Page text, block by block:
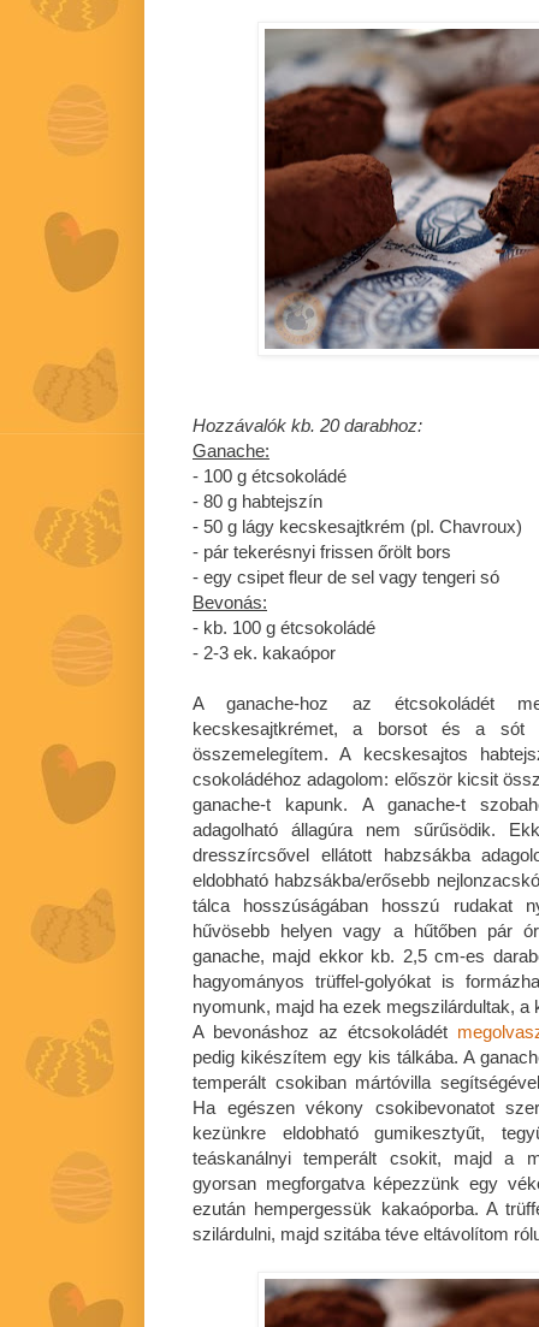
Hozzávalók kb. 20 darabhoz:
Ganache:
- 100 g étcsokoládé
- 80 g habtejszín
- 50 g lágy kecskesajtkrém (pl. Chavroux)
- pár tekerésnyi frissen őrölt bors
- egy csipet fleur de sel vagy tengeri só
Bevonás:
- kb. 100 g étcsokoládé
- 2-3 ek. kakaópor
A ganache-hoz az étcsokoládét
kecskesajtkrémet, a borsot és a sót
összemelegítem. A kecskesajtos
csokoládéhoz adagolom: először kicsit
ganache-t kapunk. A ganache-t
adagolható állagúra nem sűrűsödik.
dresszírcsővel ellátott habzsákba
eldobható habzsákba/erősebb
tálca hosszúságában hosszú rudakat
hűvösebb helyen vagy a hűtőben pár
ganache, majd ekkor kb. 2,5 cm-es
hagyományos trüffel-golyókat is
nyomunk, majd ha ezek megszilárdultak, a
A bevonáshoz az étcsokoládét
pedig kikészítem egy kis tálkába. A
temperált csokiban mártóvilla
Ha egészen vékony csokibevonatot
kezünkre eldobható gumikesztyűt,
teáskanálnyi temperált csokit, majd a
gyorsan megforgatva képezzünk egy
ezután hempergessük kakaóporba. A
szilárdulni, majd szitába téve eltávolítom